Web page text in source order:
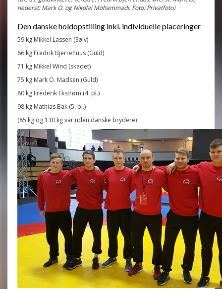
nederst: Mark O. og Nikolai Mohammadi. Foto: Privatfoto)
Den danske holdopstilling inkl. individuelle placeringer
59 kg Mikkel Lassen (Sølv)
66 kg Fredrik Bjerrehuus (Guld)
71 kg Mikkel Wind (skadet)
75 kg Mark O. Madsen (Guld)
80 kg Frederik Ekstrøm (4. pl.)
98 kg Mathias Bak (5. pl.)
(85 kg og 130 kg var uden danske brydere)